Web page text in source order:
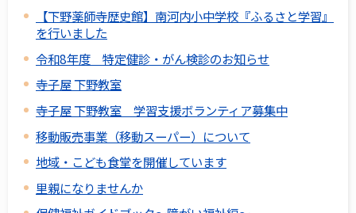
【下野薬師寺歴史館】南河内小中学校『ふるさと学習』
を行いました
令和8年度 特定健診・がん検診のお知らせ
寺子屋 下野教室
寺子屋 下野教室 学習支援ボランティア募集中
移動販売事業（移動スーパー）について
地域・こども食堂を開催しています
里親になりませんか